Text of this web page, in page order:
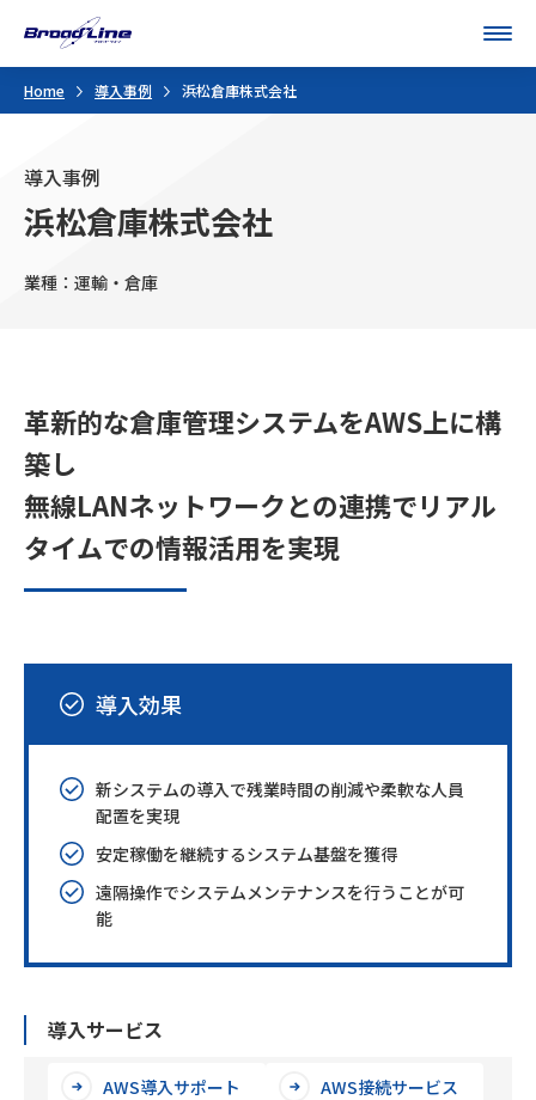
Home 導入事例 浜松倉庫株式会社
導入事例
浜松倉庫株式会社
業種：運輸・倉庫
革新的な倉庫管理システムをAWS上に構
築し
無線LANネットワークとの連携でリアル
タイムでの情報活用を実現
導入効果
新システムの導入で残業時間の削減や柔軟な人員
配置を実現
安定稼働を継続するシステム基盤を獲得
遠隔操作でシステムメンテナンスを行うことが可
能
導入サービス
AWS導入サポート
AWS接続サービス